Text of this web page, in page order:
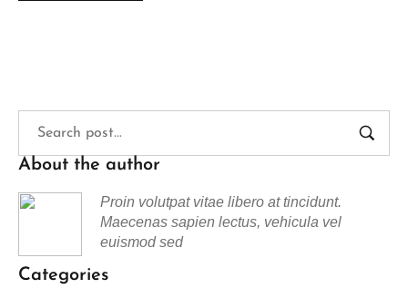
About the author
Proin volutpat vitae libero at tincidunt.
Maecenas sapien lectus, vehicula vel
euismod sed
Categories